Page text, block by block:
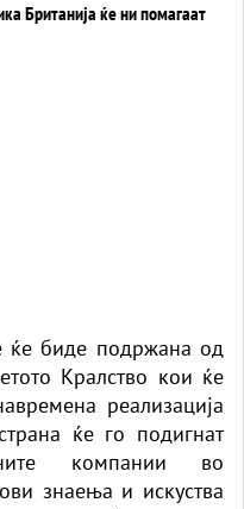
ќе биде подржана од
Кралство кои ќе
реализација
ќе го подигнат
компании во
знаења и искуства